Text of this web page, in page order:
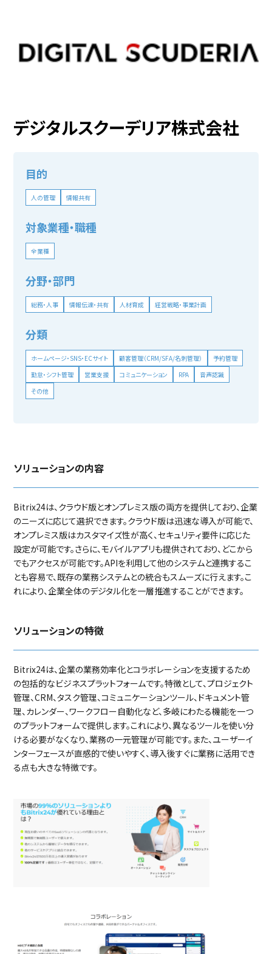
デジタルスクーデリア株式会社
目的
人の管理 情報共有
対象業種・職種
全業種
分野・部門
総務・人事 情報伝達・共有 人材育成 経営戦略・事業計画
分類
ホームページ・SNS・ECサイト 顧客管理（CRM/SFA/名刺管理）
予約管理
勤怠・シフト管理
営業支援 コミュニケーション RPA
音声認識
その他
ソリューションの内容
Bitrix24は、クラウド版とオンプレミス版の両方を提供しており、企業
のニーズに応じて選択できます。クラウド版は迅速な導入が可能で、
オンプレミス版はカスタマイズ性が高く、セキュリティ要件に応じた
設定が可能です。さらに、モバイルアプリも提供されており、どこから
でもアクセスが可能です。APIを利用して他のシステムと連携するこ
とも容易で、既存の業務システムとの統合もスムーズに行えます。こ
れにより、企業全体のデジタル化を一層推進することができます。
ソリューションの特徴
Bitrix24は、企業の業務効率化とコラボレーションを支援するため
の包括的なビジネスプラットフォームです。特徴として、プロジェクト
管理、CRM、タスク管理、コミュニケーションツール、ドキュメント管
理、カレンダー、ワークフロー自動化など、多岐にわたる機能を一つ
のプラットフォームで提供します。これにより、異なるツールを使い分
ける必要がなくなり、業務の一元管理が可能です。また、ユーザーイ
ンターフェースが直感的で使いやすく、導入後すぐに業務に活用でき
る点も大きな特徴です。